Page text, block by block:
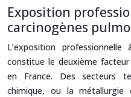
Exposition
carcinogènes
L’exposition
constitue le deuxième
en France. Des secteurs
chimique, ou la métallurgie